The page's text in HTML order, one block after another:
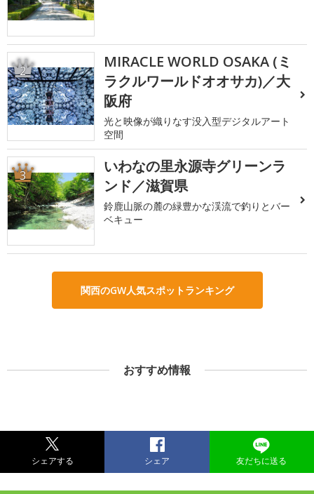
2
MIRACLE WORLD OSAKA (ミ
ラクルワールドオオサカ)／大
阪府
光と映像が織りなす没入型デジタルアート
空間
3
いわなの里永源寺グリーンラ
ンド／滋賀県
鈴鹿山脈の麓の緑豊かな渓流で釣りとバー
ベキュー
関西のGW人気スポットランキング
おすすめ情報
シェアする シェア 友だちに送る